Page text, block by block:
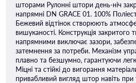
шторами Рулонні штори день-ніч
напрямнi DN GRACE 01. 100%
Бежевий відтінок створюють
вишуканості. Конструкція закритого
напрямними виключає зазори,
затемнення за потреби. Механізм
плавно та безшумно, гарантуючи
Міцні та стійкі до вигорання
привабливий вигляд штор навіть при